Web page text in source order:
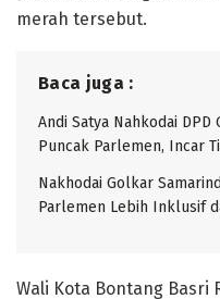
merah tersebut.
Baca juga :
Andi Satya Nahkodai
Puncak Parlemen, Incar
Nakhodai Golkar
Parlemen Lebih Inklusif
Wali Kota Bontang Basri